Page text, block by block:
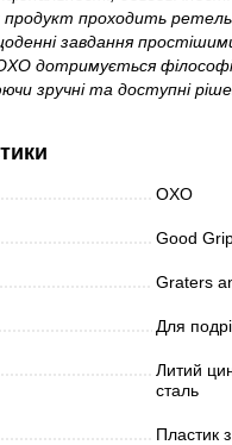
проходить
завдання
дотримується
зручні та доступні
OXO
Good
Graters
Для
Литий
сталь
Пластик